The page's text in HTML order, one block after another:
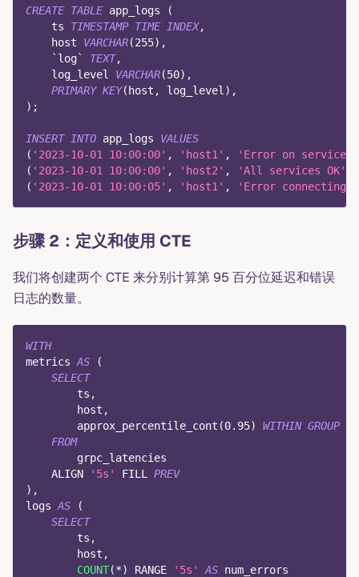
CREATE TABLE app_logs
(
    ts
TIMESTAMP TIME INDEX,
    host
VARCHAR(255) ,
` log` TEXT,
    log_level
VARCHAR(50) ,
PRIMARY KEY( host , log_level ) ,
) ;
INSERT INTO app_logs VALUES
( '2023-10-01 10:00:00' , 'host1' , 'Error on service'
( '2023-10-01 10:00:00' , 'host2' , 'All services OK'
( '2023-10-01 10:00:05' , 'host1' , 'Error connecting
步骤 2：定义和使用 CTE
我们将创建两个 CTE 来分别计算第 95 百分位延迟和错误
日志的数量。
WITH
metrics AS
(
SELECT
        ts
,
        host
,
        approx_percentile_cont
(0.95) WITHIN GROUP
FROM
        grpc_latencies
    ALIGN
'5s' FILL PREV
) ,
logs AS
(
SELECT
        ts
,
        host
,
COUNT(*) RANGE '5s' AS num_errors